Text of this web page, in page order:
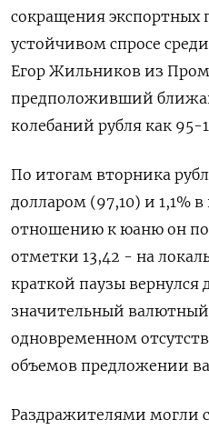
сокращения экспортных
устойчивом спросе
Егор Жильников из
предположивший
колебаний рубля как 95-
По итогам вторника
долларом (97,10) и 1,1%
отношению к юаню он
отметки 13,42 - на
краткой паузы вернулся
значительный валютный
одновременном
объемов предложении
Раздражителями могли